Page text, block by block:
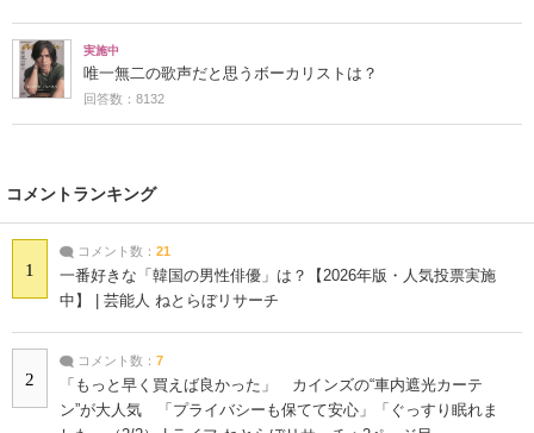
実施中
唯一無二の歌声だと思うボーカリストは？
回答数：8132
コメントランキング
1
コメント数： 21
一番好きな「韓国の男性俳優」は？【2026年版・人気投票実施
中】 | 芸能人 ねとらぼリサーチ
2
コメント数： 7
「もっと早く買えば良かった」 カインズの“車内遮光カーテ
ン”が大人気 「プライバシーも保てて安心」「ぐっすり眠れま